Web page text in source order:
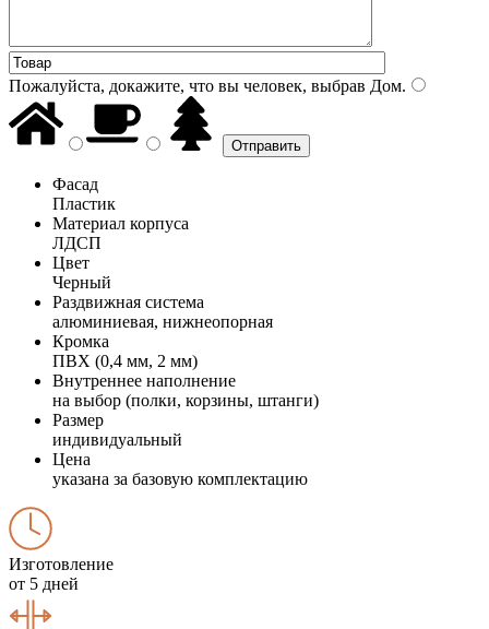
Пожалуйста, докажите, что вы человек, выбрав Дом.
Фасад
Пластик
Материал корпуса
ЛДСП
Цвет
Черный
Раздвижная система
алюминиевая, нижнеопорная
Кромка
ПВХ (0,4 мм, 2 мм)
Внутреннее наполнение
на выбор (полки, корзины, штанги)
Размер
индивидуальный
Цена
указана за базовую комплектацию
Изготовление
от 5 дней